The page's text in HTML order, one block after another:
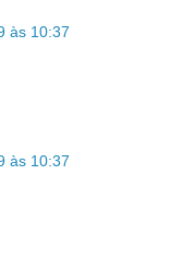
às 10:37
às 10:37